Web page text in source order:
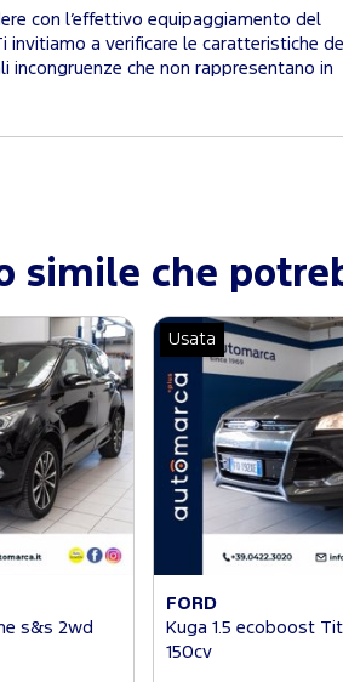
con l’effettivo equipaggiamento del
invitiamo a verificare le caratteristiche
incongruenze che non rappresentano in
simile che
s&s 2wd
Usata
FORD
Kuga 1.5 ecoboost
150cv